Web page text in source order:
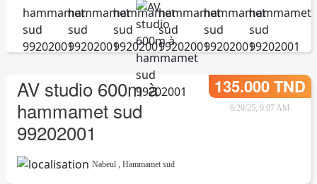
AV studio 600m à
hammamet sud
99202001
135.000 TND
8/20/25, 9:07 AM
Nabeul , Hammamet sud